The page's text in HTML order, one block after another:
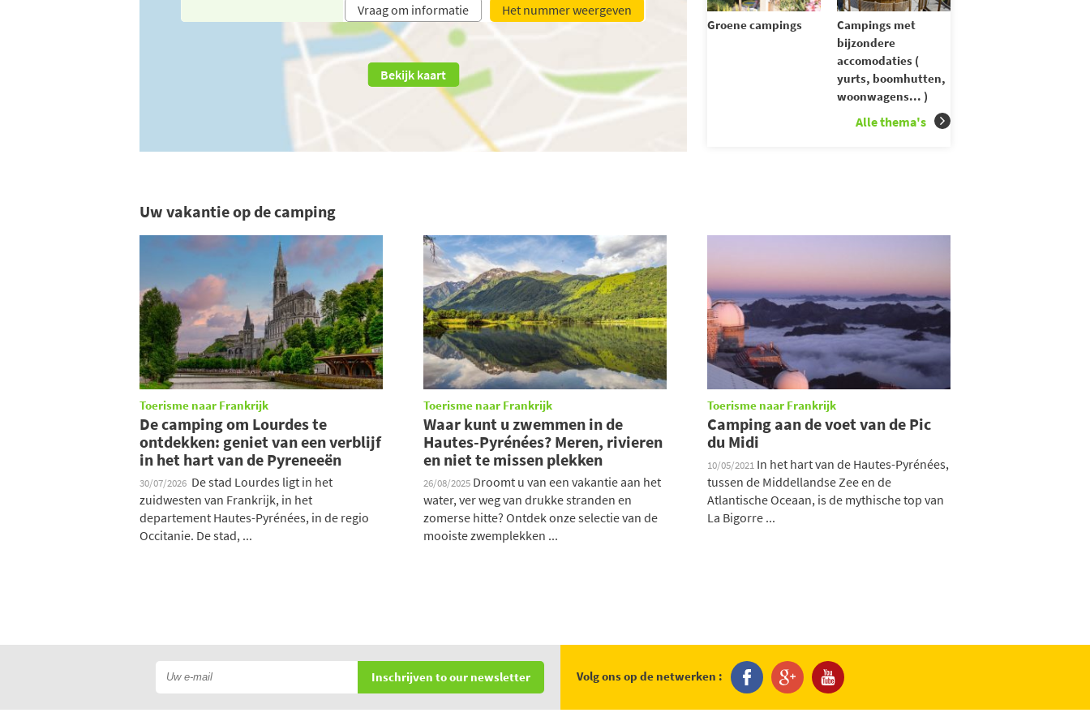
Vraag om informatie Het nummer weergeven
Bekijk kaart
Groene campings
Campings met
bijzondere
accomodaties (
yurts, boomhutten,
woonwagens... )
Alle thema's
Uw vakantie op de camping
Toerisme naar Frankrijk
De camping om Lourdes te
ontdekken: geniet van een verblijf
in het hart van de Pyreneeën
30/07/2026 De stad Lourdes ligt in het
zuidwesten van Frankrijk, in het
departement Hautes-Pyrénées, in de regio
Occitanie. De stad, ...
Toerisme naar Frankrijk
Waar kunt u zwemmen in de
Hautes-Pyrénées? Meren, rivieren
en niet te missen plekken
26/08/2025 Droomt u van een vakantie aan het
water, ver weg van drukke stranden en
zomerse hitte? Ontdek onze selectie van de
mooiste zwemplekken ...
Toerisme naar Frankrijk
Camping aan de voet van de Pic
du Midi
10/05/2021 In het hart van de Hautes-Pyrénées,
tussen de Middellandse Zee en de
Atlantische Oceaan, is de mythische top van
La Bigorre ...
Inschrijven to our newsletter Volg ons op de netwerken :